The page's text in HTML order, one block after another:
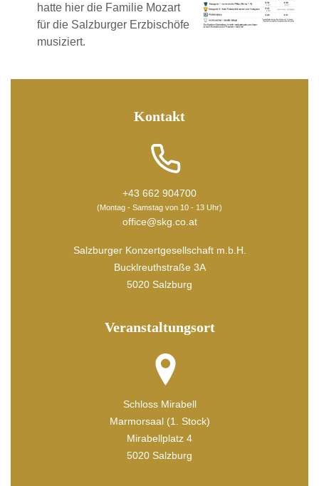
hatte hier die Familie Mozart
für die Salzburger Erzbischöfe
musiziert.
Kontakt
+43 662 904700
(Montag - Samstag von 10 - 13 Uhr)
office@skg.co.at
Salzburger Konzertgesellschaft m.b.H.
Bucklreuthstraße 3A
5020 Salzburg
Veranstaltungsort
Schloss Mirabell
Marmorsaal (1. Stock)
Mirabellplatz 4
5020 Salzburg